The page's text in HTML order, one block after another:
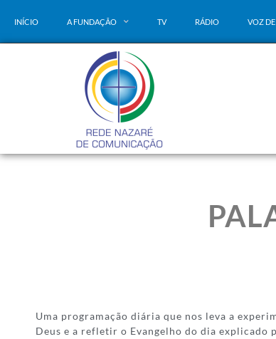
INÍCIO A FUNDAÇÃO TV RÁDIO VOZ
Uma programação diária que nos leva a
Deus e a refletir o Evangelho do dia explicado